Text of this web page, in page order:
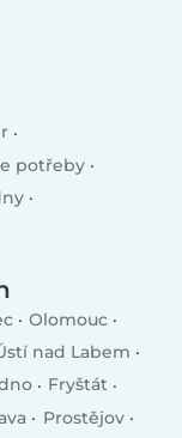
potřeby
Olomouc
nad Labem
Fryštát
Prostějov